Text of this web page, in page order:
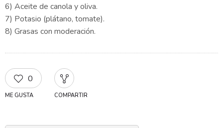
6) Aceite de canola y oliva.
7) Potasio (plátano, tomate).
8) Grasas con moderación.
0
ME GUSTA COMPARTIR